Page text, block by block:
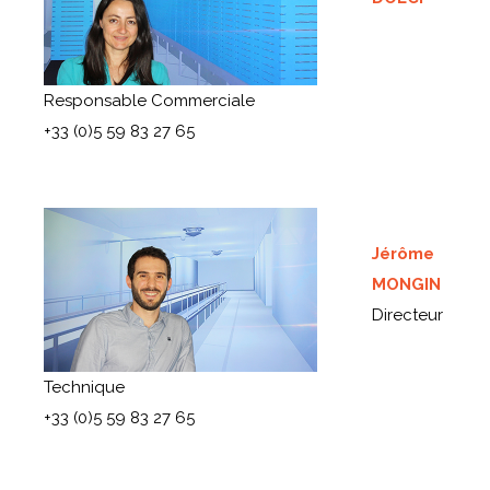
Responsable Commerciale
+33 (0)5 59 83 27 65
Jérôme
MONGIN
Directeur
Technique
+33 (0)5 59 83 27 65